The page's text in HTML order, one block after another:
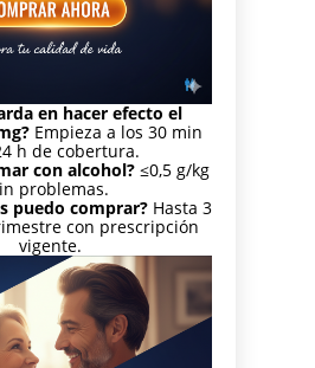
en hacer efecto el
Empieza a los 30 min
h de cobertura.
con alcohol? ≤0,5 g/kg
problemas.
puedo comprar?Hasta 3
con prescripción
vigente.